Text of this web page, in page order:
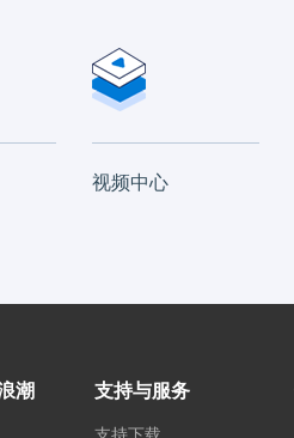
视频中心
潮 支持与服务